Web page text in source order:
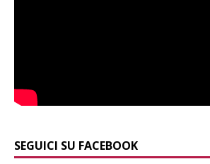
SEGUICI SU FACEBOOK